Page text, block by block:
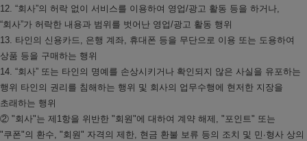
12. “회사”의 허락 없이 서비스를 이용하여 영업/광고 활동 등을 하거나,
“회사”가 허락한 내용과 범위를 벗어난 영업/광고 활동 행위
13. 타인의 신용카드, 은행 계좌, 휴대폰 등을 무단으로 이용 또는 도용하여
상품 등을 구매하는 행위
14. “회사” 또는 타인의 명예를 손상시키거나 확인되지 않은 사실을 유포하는
행위 타인의 권리를 침해하는 행위 및 회사의 업무수행에 현저한 지장을
초래하는 행위
② "회사"는 제1항을 위반한 "회원"에 대하여 계약 해제, "포인트" 또는
"쿠폰"의 환수, "회원" 자격의 제한, 현금 환불 보류 등의 조치 및 민∙형사 상의